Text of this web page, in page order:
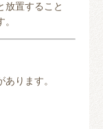
放置すること
ります。